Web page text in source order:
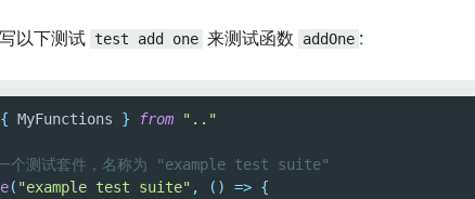
以下测试 test add one 来测试函数 addOne :
{ MyFunctions } from
".."
个测试套件，名称为 "example test suite"
( "example test suite" , ( ) => {